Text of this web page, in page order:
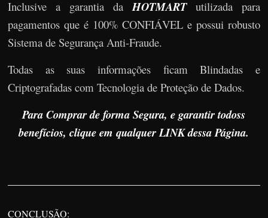
Inclusive a garantia da HOTMART
utilizada para
pagamentos que é 100% CONFIÁVEL e possui robusto
Sistema de Segurança Anti-Fraude.
Todas as suas informações ficam Blindadas e
Criptografadas com Tecnologia de Proteção de Dados.
Para Comprar de forma Segura, e garantir todoss
benefícios, clique em qualquer LINK dessa Página.
CONCLUSÃO: